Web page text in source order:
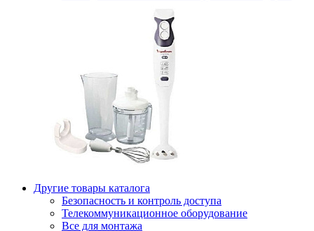
Другие товары каталога
Безопасность и контроль доступа
Телекоммуникационное оборудование
Все для монтажа